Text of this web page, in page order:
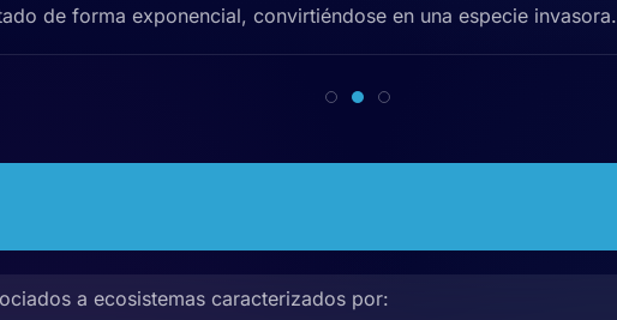
de forma exponencial, convirtiéndose en una especie invasora.
a ecosistemas caracterizados por: